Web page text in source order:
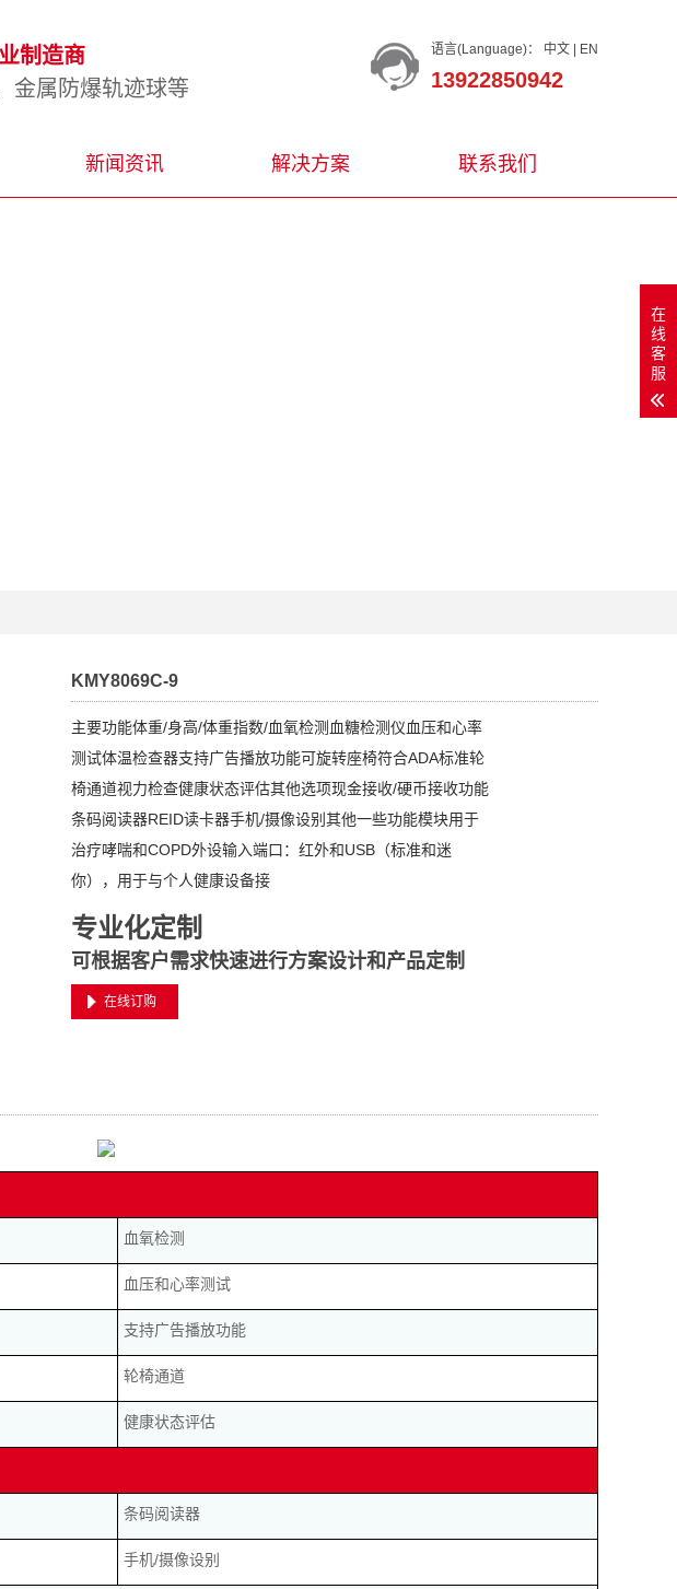
语言(Language)： 中文 EN
13922850942
制造商
金属防爆轨迹球等
新闻资讯 解决方案 联系我们
KMY8069C-9
主要功能体重/身高/体重指数/血氧检测血糖检测仪血压和心率
测试体温检查器支持广告播放功能可旋转座椅符合ADA标准轮
椅通道视力检查健康状态评估其他选项现金接收/硬币接收功能
条码阅读器REID读卡器手机/摄像设别其他一些功能模块用于
治疗哮喘和COPD外设输入端口：红外和USB（标准和迷
你），用于与个人健康设备接
专业化定制
可根据客户需求快速进行方案设计和产品定制
在线订购
血氧检测
血压和心率测试
支持广告播放功能
轮椅通道
健康状态评估
条码阅读器
手机/摄像设别
在
线
客
服